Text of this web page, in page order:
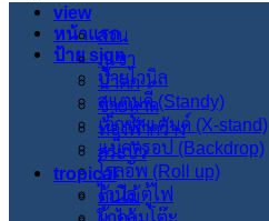
หน้าแรก
ป้าย sign
ป้ายไวนิล
สแตนดี้ (Standy)
เอ็กซ์สแตนด์ (X-stand)
แบ็คดรอป (Backdrop)
โรลอัพ (Roll up)
ไวนิล ตู้ไฟ
view
สวน
ภูเขา
น้ำตก
ชายหาด
ท้องฟ้ากว้าง
สระบัว
tropical
ต้นไม้